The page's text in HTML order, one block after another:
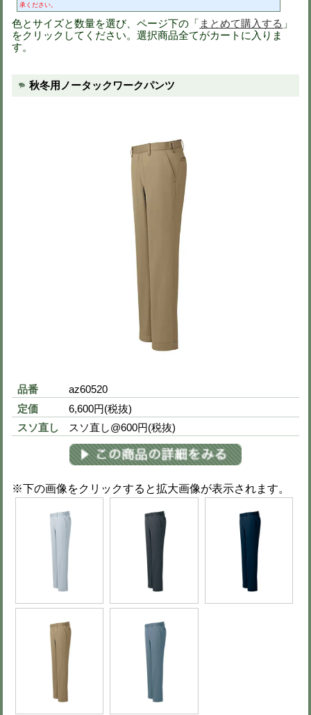
7,700円(税抜)
スソ直し@600円(税抜)
※下の画像をクリックすると拡大画
※色を選択すると画像が切りかわりま
※異なるサイズもまとめて注文可能で